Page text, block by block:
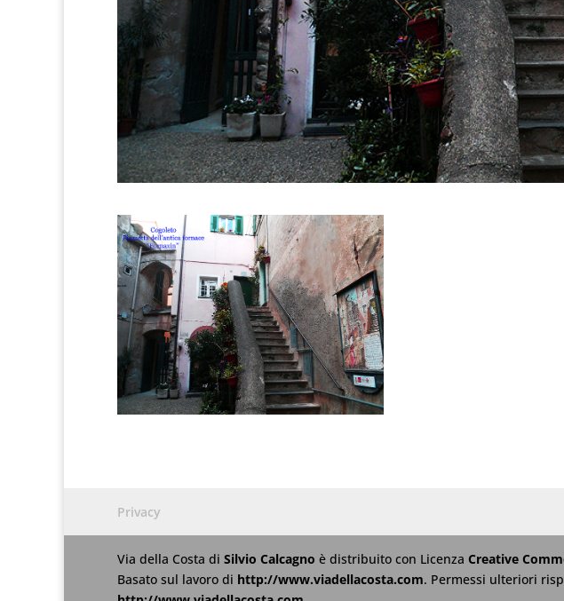
Privacy
Via della Costa di Silvio Calcagno è distribuito con Licenza Creative
Basato sul lavoro di http://www.viadellacosta.com. Permessi ulteriori